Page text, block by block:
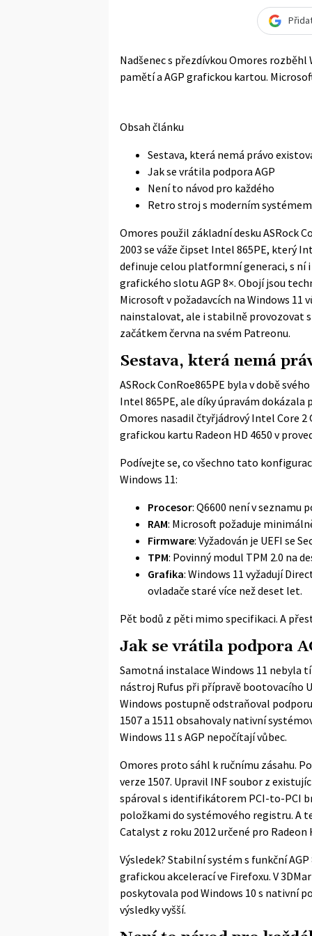
Nadšenec s přezdívkou Omores
pamětí a AGP grafickou kartou.
Obsah článku
Sestava, která nemá právo
Jak se vrátila podpora AGP
Není to návod pro každého
Retro stroj s moderním
Omores použil základní desku ASRock
2003 se váže čipset Intel 865PE, který
definuje celou platformní generaci, s ní
grafického slotu AGP 8×. Obojí jsou
Microsoft v požadavcích na Windows
nainstalovat, ale i stabilně provozovat
začátkem června na svém Patreonu.
Sestava, která nemá
ASRock ConRoe865PE byla v době
Intel 865PE, ale díky úpravám
Omores nasadil čtyřjádrový Intel Core 2
grafickou kartu Radeon HD 4650 v
Podívejte se, co všechno tato
Windows 11:
Procesor: Q6600 není v seznamu
RAM: Microsoft požaduje
Firmware: Vyžadován je UEFI se
TPM: Povinný modul TPM 2.0 na
Grafika: Windows 11 vyžadují
ovladače staré více než deset let.
Pět bodů z pěti mimo specifikaci. A
Jak se vrátila podpora
Samotná instalace Windows 11
nástroj Rufus při přípravě bootovacího
Windows postupně odstraňoval
1507 a 1511 obsahovaly nativní
Windows 11 s AGP nepočítají vůbec.
Omores proto sáhl k ručnímu zásahu.
verze 1507. Upravil INF soubor z
spároval s identifikátorem PCI-to-PCI
položkami do systémového registru. A
Catalyst z roku 2012 určené pro Radeon
Výsledek? Stabilní systém s funkční
grafickou akcelerací ve Firefoxu. V
poskytovala pod Windows 10 s nativní
výsledky vyšší.